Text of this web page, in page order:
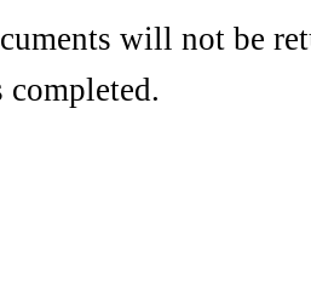
will not be
completed.